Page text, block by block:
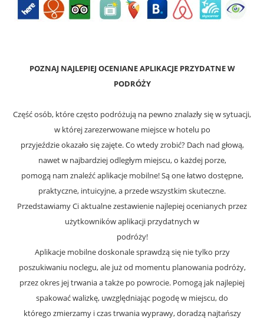
POZNAJ NAJLEPIEJ OCENIANE APLIKACJE PRZYDATNE W
PODRÓŻY
Część osób, które często podróżują na pewno znalazły się w sytuacji,
w której zarezerwowane miejsce w hotelu po
przyjeździe okazało się zajęte. Co wtedy zrobić? Dach nad głową,
nawet w najbardziej odległym miejscu, o każdej porze,
pomogą nam znaleźć aplikacje mobilne! Są one łatwo dostępne,
praktyczne, intuicyjne, a przede wszystkim skuteczne.
Przedstawiamy Ci aktualne zestawienie najlepiej ocenianych przez
użytkowników aplikacji przydatnych w
podróży!
Aplikacje mobilne doskonale sprawdzą się nie tylko przy
poszukiwaniu noclegu, ale już od momentu planowania podróży,
przez okres jej trwania a także po powrocie. Pomogą jak najlepiej
spakować walizkę, uwzględniając pogodę w miejscu, do
którego zmierzamy i czas trwania wyprawy, doradzą najtańszy